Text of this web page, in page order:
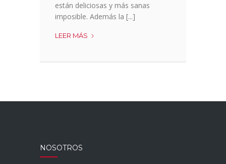
están deliciosas y más sanas
imposible. Además la [...]
LEER MÁS
AGUACATE
NOSOTROS